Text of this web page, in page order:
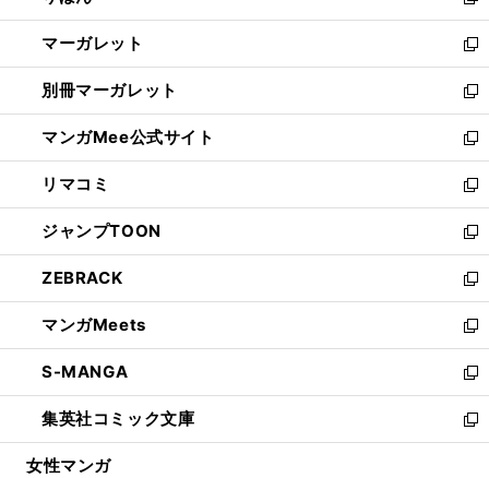
開
く
ウ
で
開
く
ン
ド
ウ
で
開
く
し
い
ウ
ィ
ン
ド
ウ
で
開
く
マーガレット
新
し
い
ウ
ィ
ン
ド
ウ
で
開
く
別冊マーガレット
新
し
い
ウ
ィ
ン
ド
ウ
で
開
く
マンガMee公式サイト
新
し
い
ウ
ィ
ン
ド
ウ
で
開
く
リマコミ
新
し
い
ウ
ィ
ン
ド
ウ
で
開
く
ジャンプTOON
新
し
い
ウ
ィ
ン
ド
ウ
で
開
ZEBRACK
新
し
い
ウ
ィ
ン
ド
ウ
マンガMeets
新
し
い
ウ
ィ
ン
S-MANGA
新
し
い
ウ
集英社コミック文庫
新
し
女性マンガ